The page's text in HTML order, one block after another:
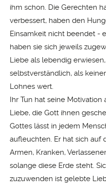
ihm schon. Die Gerechten
verbessert, haben den
Einsamkeit nicht beendet -
haben sie sich jeweils
Liebe als lebendig
selbstverständlich, als
Lohnes wert.
Ihr Tun hat seine
Liebe, die Gott ihnen
Gottes lässt in jedem
aufleuchten. Er hat sich auf
Armen, Kranken,
solange diese Erde steht.
zuzuwenden ist gelebte